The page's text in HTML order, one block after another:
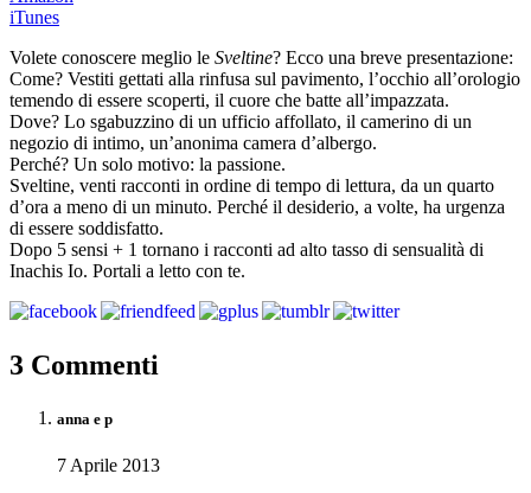
iTunes
Volete conoscere meglio le Sveltine? Ecco una breve presentazione:
Come? Vestiti gettati alla rinfusa sul pavimento, l’occhio all’orologio
temendo di essere scoperti, il cuore che batte all’impazzata.
Dove? Lo sgabuzzino di un ufficio affollato, il camerino di un
negozio di intimo, un’anonima camera d’albergo.
Perché? Un solo motivo: la passione.
Sveltine, venti racconti in ordine di tempo di lettura, da un quarto
d’ora a meno di un minuto. Perché il desiderio, a volte, ha urgenza
di essere soddisfatto.
Dopo 5 sensi + 1 tornano i racconti ad alto tasso di sensualità di
Inachis Io. Portali a letto con te.
3 Commenti
anna e p
7 Aprile 2013